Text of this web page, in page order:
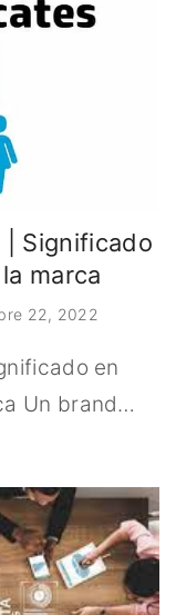
| Significado
marca
22, 2022
en
Un brand…